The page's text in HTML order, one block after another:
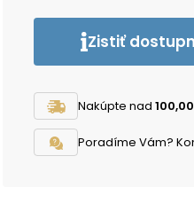
Zistiť
Nakúpte nad
Poradíme Vám?